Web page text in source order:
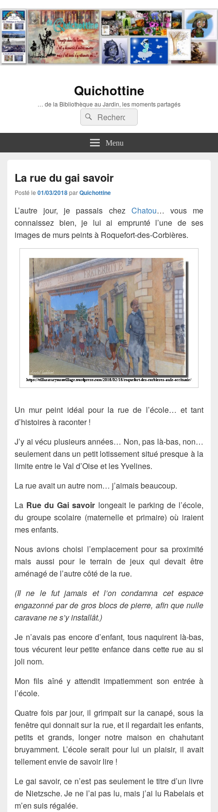
Quichottine
… de la Bibliothèque au Jardin, les moments partagés
Recherche :
Rechercher
Menu
La rue du gai savoir
Posté le 01/03/2018parQuichottine
L’autre jour, je passais chez Chatou… vous me
connaissez bien, je lui ai emprunté l’une de ses
images de murs peints à Roquefort-des-Corbières.
Un mur peint idéal pour la rue de l’école… et tant
d’histoires à raconter !
J’y ai vécu plusieurs années… Non, pas là-bas, non…
seulement dans un petit lotissement situé presque à la
limite entre le Val d’Oise et les Yvelines.
La rue avait un autre nom… j’aimais beaucoup.
La Rue du Gai savoir longeait le parking de l’école,
du groupe scolaire (maternelle et primaire) où iraient
mes enfants.
Nous avions choisi l’emplacement pour sa proximité
mais aussi pour le terrain de jeux qui devait être
aménagé de l’autre côté de la rue.
(Il ne le fut jamais et l’on condamna cet espace
engazonné par de gros blocs de pierre, afin que nulle
caravane ne s’y installât.)
Je n’avais pas encore d’enfant, tous naquirent là-bas,
tous vécurent leur petite enfance dans cette rue au si
joli nom.
Mon fils aîné y attendit impatiemment son entrée à
l’école.
Quatre fois par jour, il grimpait sur la canapé, sous la
fenêtre qui donnait sur la rue, et il regardait les enfants,
petits et grands, longer notre maison en chahutant
bruyamment. L’école serait pour lui un plaisir, il avait
tellement envie de savoir lire !
Le gai savoir, ce n’est pas seulement le titre d’un livre
de Nietzsche. Je ne l’ai pas lu, mais j’ai lu Rabelais et
m’en suis régalée.